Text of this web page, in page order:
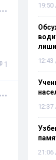
1
19:50
12:43
12:37
21:06